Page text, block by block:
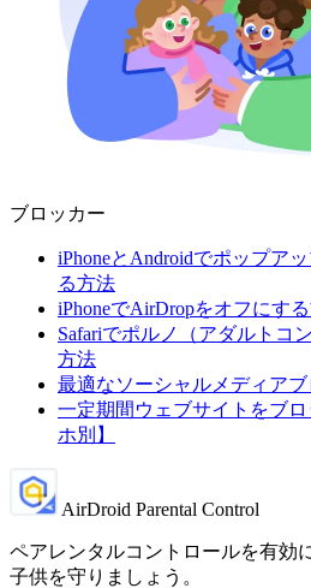
ブロッカー
iPhoneとAndroidでポップア
る方法
iPhoneでAirDropをオフにす
Safariでポルノ（アダルトコ
方法
最適なソーシャルメディア
一定期間ウェブサイトをブ
ホ別】
AirDroid Parental Control
ペアレンタルコントロールを有効
子供を守りましょう。